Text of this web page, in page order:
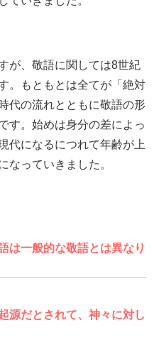
が、敬語に関しては8世紀
。もともとは全てが「絶対
代の流れとともに敬語の形
す。始めは身分の差によっ
代になるにつれて年齢が上
なっていきました。
は一般的な敬語とは異なり
源だとされて、神々に対し